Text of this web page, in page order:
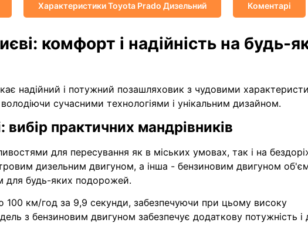
Характеристики Toyota Prado Дизельний Коментарі
комфорт і надійність на будь-
надійний і потужний позашляховик з чудовими
сучасними технологіями і унікальним дизайном.
практичних мандрівників
для пересування як в міських умовах, так і на
дизельним двигуном, а інша - бензиновим двигуном
для будь-яких подорожей.
км/год за 9,9 секунди, забезпечуючи при цьому високу
з бензиновим двигуном забезпечує додаткову потужність і